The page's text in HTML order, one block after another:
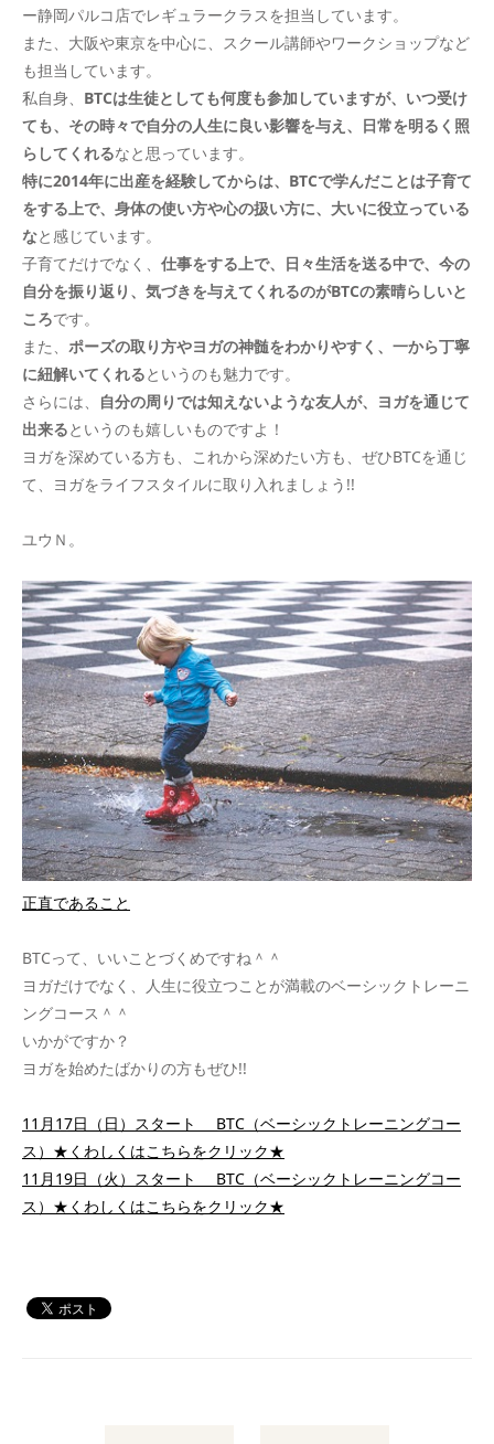
ー静岡パルコ店でレギュラークラスを担当しています。
また、大阪や東京を中心に、スクール講師やワークショップなど
も担当しています。
私自身、 BTCは生徒としても何度も参加していますが、いつ受け
ても、その時々で自分の人生に良い影響を与え、日常を明るく照
らしてくれるなと思っています。
特に2014年に出産を経験してからは、BTCで学んだことは子育て
をする上で、身体の使い方や心の扱い方に、大いに役立っている
なと感じています。
子育てだけでなく、 仕事をする上で、日々生活を送る中で、今の
自分を振り返り、気づきを与えてくれるのがBTCの素晴らしいと
ころです。
また、 ポーズの取り方やヨガの神髄をわかりやすく、一から丁寧
に紐解いてくれるというのも魅力です。
さらには、
自分の周りでは知えないような友人が、ヨガを通じて
出来るというのも嬉しいものですよ！
ヨガを深めている方も、これから深めたい方も、ぜひBTCを通じ
て、ヨガをライフスタイルに取り入れましょう!!
ユウＮ。
正直であること
BTCって、いいことづくめですね＾＾
ヨガだけでなく、人生に役立つことが満載のベーシックトレーニ
ングコース＾＾
いかがですか？
ヨガを始めたばかりの方もぜひ!!
11月17日（日）スタート BTC（ベーシックトレーニングコー
ス）★くわしくはこちらをクリック★
11月19日（火）スタート BTC（ベーシックトレーニングコー
ス）★くわしくはこちらをクリック★